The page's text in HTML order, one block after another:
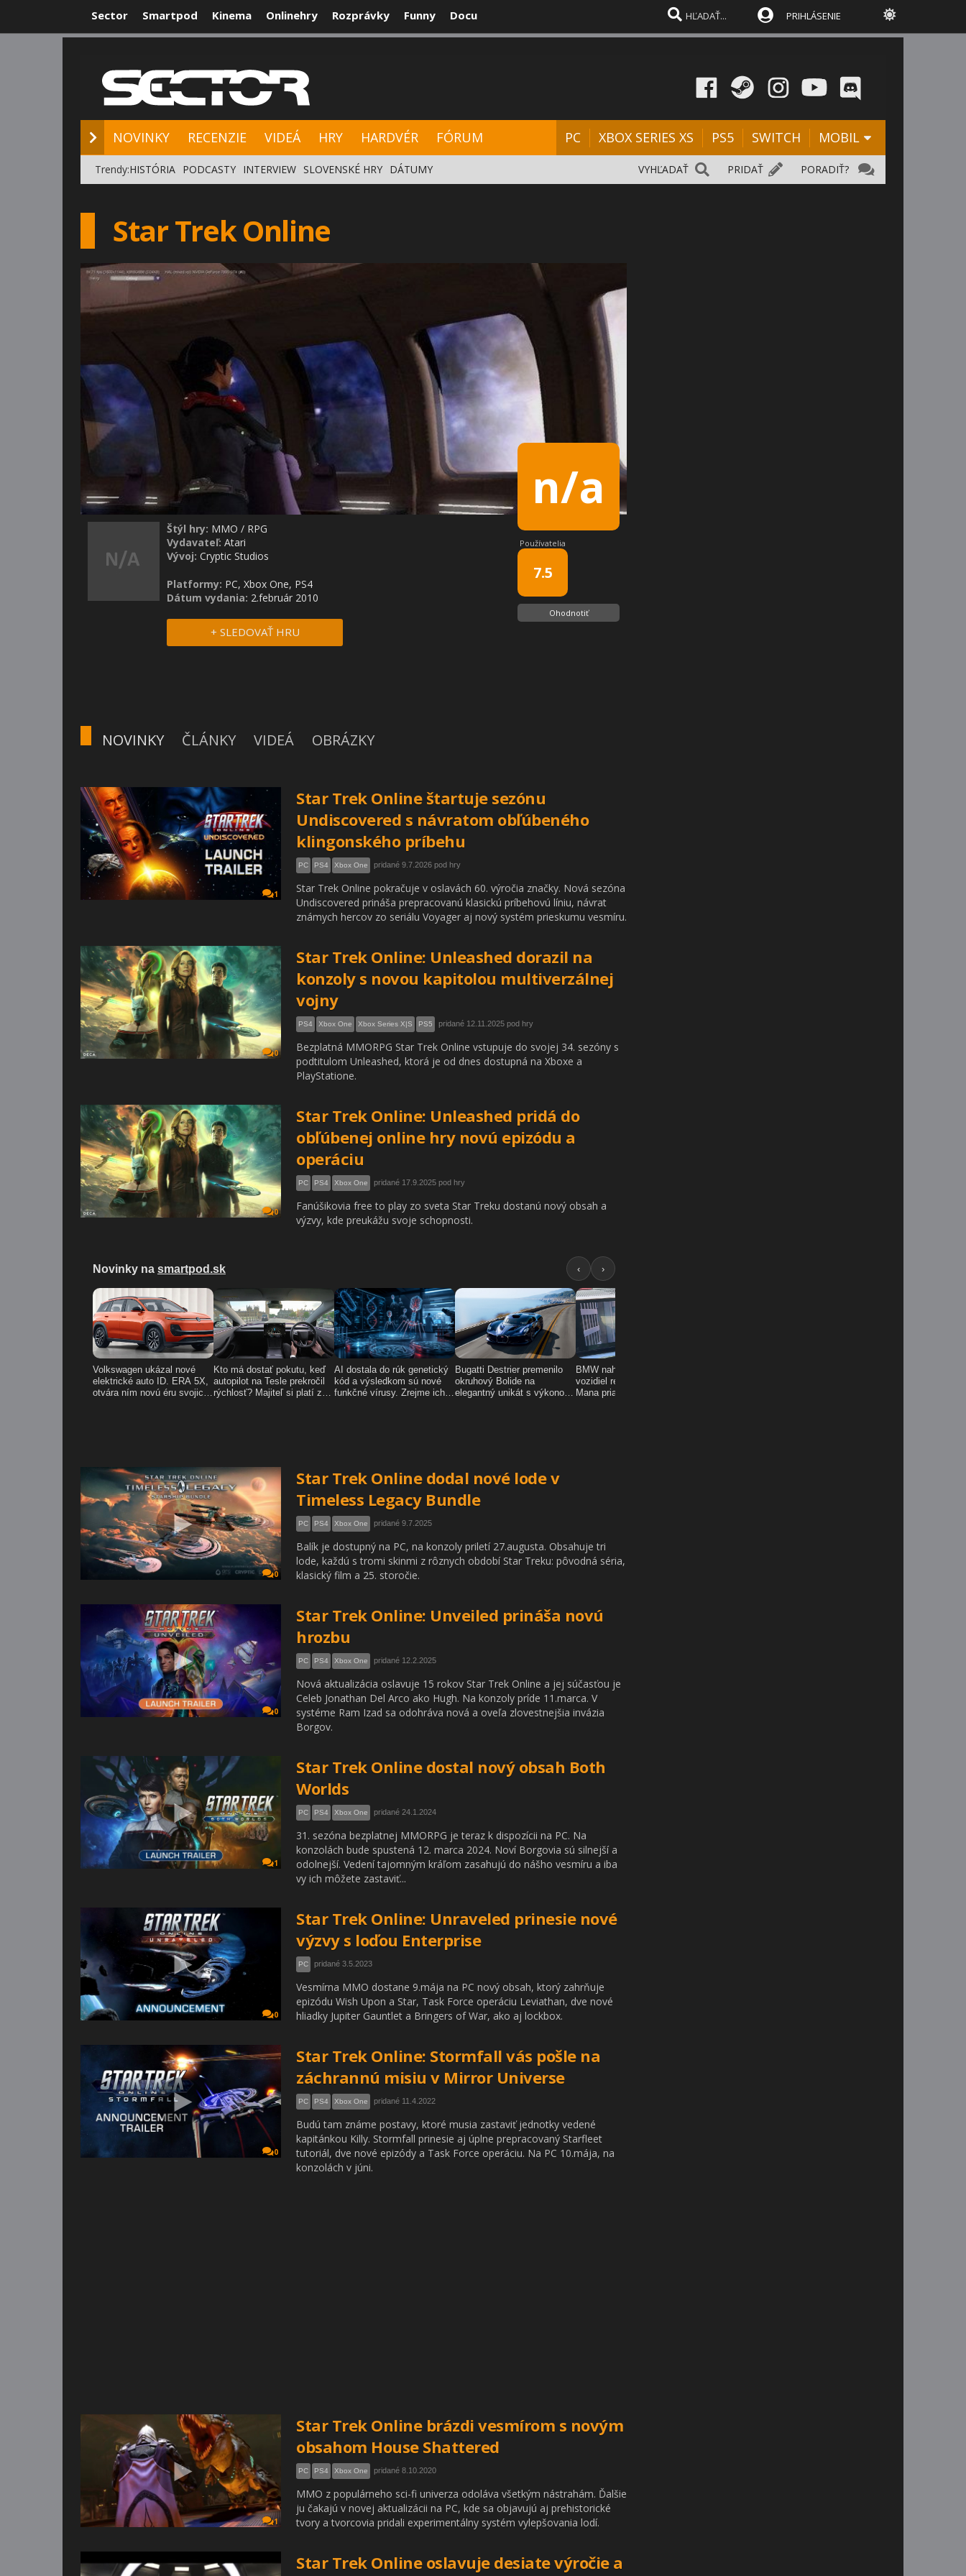
Sector Smartpod Kinema Onlinehry Rozprávky Funny Docu PRIHLÁSENIE
NOVINKY RECENZIE VIDEÁ HRY HARDVÉR FÓRUM PC XBOX SERIES XS PS5 SWITCH MOBIL
PORADIŤ?
PRIDAŤ
VYHĽADAŤ
Trendy:HISTÓRIA PODCASTY INTERVIEW SLOVENSKÉ HRY DÁTUMY
Star Trek Online
n/a
Používatelia
7.5
Ohodnotiť
Štýl hry: MMO / RPG
Vydavateľ: Atari
Vývoj: Cryptic Studios
Platformy: PC, Xbox One, PS4
Dátum vydania: 2.február 2010
+ SLEDOVAŤ HRU
NOVINKY ČLÁNKY VIDEÁ OBRÁZKY
1
Star Trek Online štartuje sezónu
Undiscovered s návratom obľúbeného
klingonského príbehu
PC PS4 Xbox One pridané 9.7.2026 pod hry
Star Trek Online pokračuje v oslavách 60. výročia značky. Nová sezóna
Undiscovered prináša prepracovanú klasickú príbehovú líniu, návrat
známych hercov zo seriálu Voyager aj nový systém prieskumu vesmíru.
0
Star Trek Online: Unleashed dorazil na
konzoly s novou kapitolou multiverzálnej
vojny
PS4 Xbox One Xbox Series X|S PS5 pridané 12.11.2025 pod hry
Bezplatná MMORPG Star Trek Online vstupuje do svojej 34. sezóny s
podtitulom Unleashed, ktorá je od dnes dostupná na Xboxe a
PlayStatione.
0
Star Trek Online: Unleashed pridá do
obľúbenej online hry novú epizódu a
operáciu
PC PS4 Xbox One pridané 17.9.2025 pod hry
Fanúšikovia free to play zo sveta Star Treku dostanú nový obsah a
výzvy, kde preukážu svoje schopnosti.
0
Star Trek Online dodal nové lode v
Timeless Legacy Bundle
PC PS4 Xbox One pridané 9.7.2025
Balík je dostupný na PC, na konzoly priletí 27.augusta. Obsahuje tri
lode, každú s tromi skinmi z rôznych období Star Treku: pôvodná séria,
klasický film a 25. storočie.
0
Star Trek Online: Unveiled prináša novú
hrozbu
PC PS4 Xbox One pridané 12.2.2025
Nová aktualizácia oslavuje 15 rokov Star Trek Online a jej súčasťou je
Celeb Jonathan Del Arco ako Hugh. Na konzoly príde 11.marca. V
systéme Ram Izad sa odohráva nová a oveľa zlovestnejšia invázia
Borgov.
1
Star Trek Online dostal nový obsah Both
Worlds
PC PS4 Xbox One pridané 24.1.2024
31. sezóna bezplatnej MMORPG je teraz k dispozícii na PC. Na
konzolách bude spustená 12. marca 2024. Noví Borgovia sú silnejší a
odolnejší. Vedení tajomným kráľom zasahujú do nášho vesmíru a iba
vy ich môžete zastaviť...
0
Star Trek Online: Unraveled prinesie nové
výzvy s loďou Enterprise
PC pridané 3.5.2023
Vesmírna MMO dostane 9.mája na PC nový obsah, ktorý zahrňuje
epizódu Wish Upon a Star, Task Force operáciu Leviathan, dve nové
hliadky Jupiter Gauntlet a Bringers of War, ako aj lockbox.
0
Star Trek Online: Stormfall vás pošle na
záchrannú misiu v Mirror Universe
PC PS4 Xbox One pridané 11.4.2022
Budú tam známe postavy, ktoré musia zastaviť jednotky vedené
kapitánkou Killy. Stormfall prinesie aj úplne prepracovaný Starfleet
tutoriál, dve nové epizódy a Task Force operáciu. Na PC 10.mája, na
konzolách v júni.
1
Star Trek Online brázdi vesmírom s novým
obsahom House Shattered
PC PS4 Xbox One pridané 8.10.2020
MMO z populárneho sci-fi univerza odoláva všetkým nástrahám. Ďalšie
ju čakajú v novej aktualizácii na PC, kde sa objavujú aj prehistorické
tvory a tvorcovia pridali experimentálny systém vylepšovania lodí.
Star Trek Online oslavuje desiate výročie a